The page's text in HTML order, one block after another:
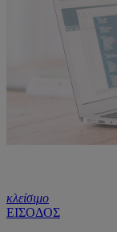
κλείσιμο
ΕΙΣΟΔΟΣ